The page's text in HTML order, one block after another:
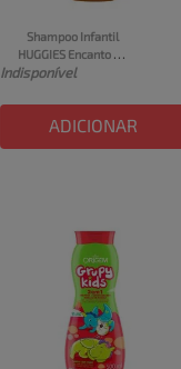
Shampoo Infantil
HUGGIES Encanto
Cachinhos Poderosos
Indisponível
ADICIONAR